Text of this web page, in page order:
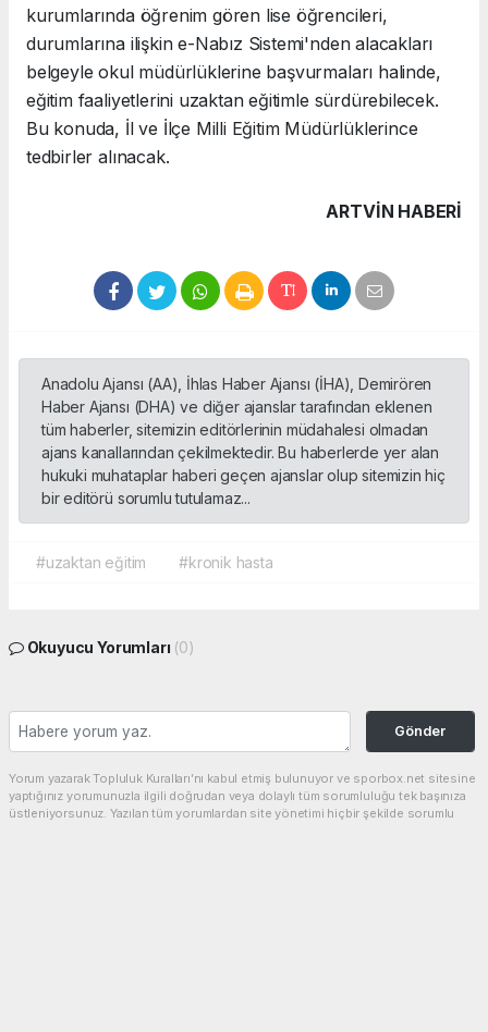
kurumlarında öğrenim gören lise öğrencileri,
durumlarına ilişkin e-Nabız Sistemi'nden alacakları
belgeyle okul müdürlüklerine başvurmaları halinde,
eğitim faaliyetlerini uzaktan eğitimle sürdürebilecek.
Bu konuda, İl ve İlçe Milli Eğitim Müdürlüklerince
tedbirler alınacak.
ARTVIN HABERİ
Anadolu Ajansı (AA), İhlas Haber Ajansı (İHA), Demirören
Haber Ajansı (DHA) ve diğer ajanslar tarafından eklenen
tüm haberler, sitemizin editörlerinin müdahalesi olmadan
ajans kanallarından çekilmektedir. Bu haberlerde yer alan
hukuki muhataplar haberi geçen ajanslar olup sitemizin hiç
bir editörü sorumlu tutulamaz...
#uzaktan eğitim #kronik hasta
Okuyucu Yorumları (0)
Gönder
Yorum yazarak Topluluk Kuralları’nı kabul etmiş bulunuyor ve sporbox.net sitesine
yaptığınız yorumunuzla ilgili doğrudan veya dolaylı tüm sorumluluğu tek başınıza
üstleniyorsunuz. Yazılan tüm yorumlardan site yönetimi hiçbir şekilde sorumlu